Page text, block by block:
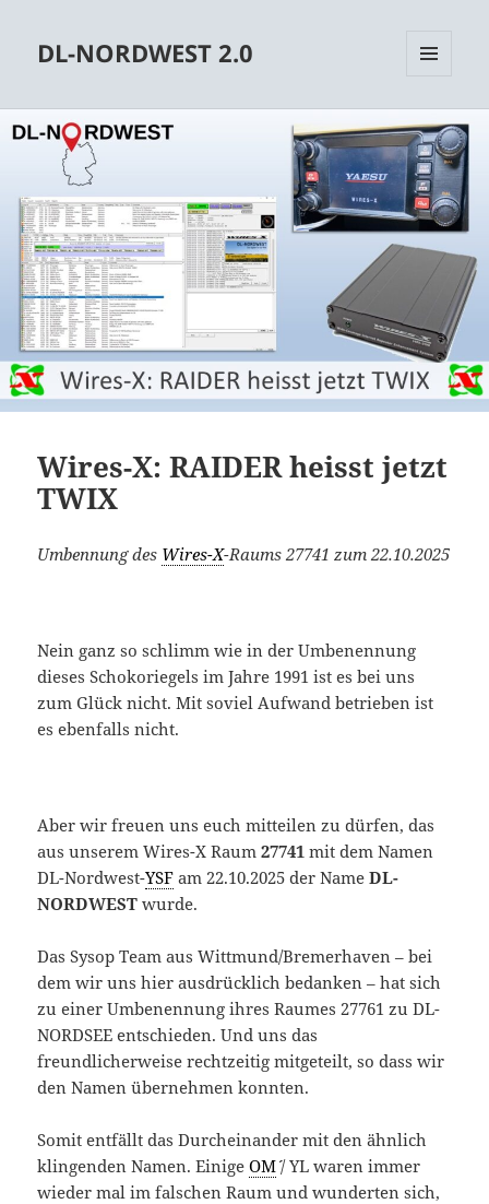
DL-NORDWEST 2.0
WIDGETS
Wires-X: RAIDER heisst jetzt
TWIX
Umbennung des Wires-X-Raums 27741 zum 22.10.2025
Nein ganz so schlimm wie in der Umbenennung
dieses Schokoriegels im Jahre 1991 ist es bei uns
zum Glück nicht. Mit soviel Aufwand betrieben ist
es ebenfalls nicht.
Aber wir freuen uns euch mitteilen zu dürfen, das
aus unserem Wires-X Raum27741 mit dem Namen
DL-Nordwest-YSF am 22.10.2025 der NameDL-
NORDWEST wurde.
Das Sysop Team aus Wittmund/Bremerhaven – bei
dem wir uns hier ausdrücklich bedanken – hat sich
zu einer Umbenennung ihres Raumes 27761 zu DL-
NORDSEE entschieden. Und uns das
freundlicherweise rechtzeitig mitgeteilt, so dass wir
den Namen übernehmen konnten.
Somit entfällt das Durcheinander mit den ähnlich
klingenden Namen. EinigeOM´´ / YL waren immer
wieder mal im falschen Raum und wunderten sich,